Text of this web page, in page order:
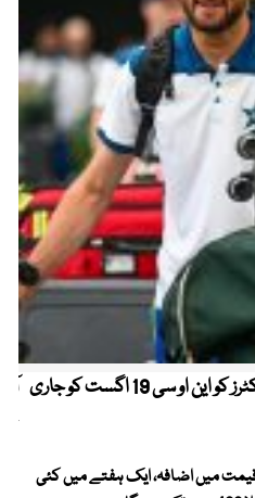
کیریبین پریمیئر لیگ ، قومی کرکٹرز کو این او سی 19 اگست کو جاری
میں اضافہ، ایک ہفتے میں کئی